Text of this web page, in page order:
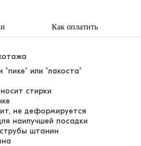
Как оплатить
"пике" или "лакоста"
стирки
не деформируется
наилучшей посадки
штанин